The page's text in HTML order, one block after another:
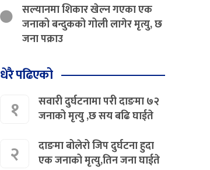
सल्यानमा शिकार खेल्न गएका एक
जनाको बन्दुकको गोली लागेर मृत्यु, छ
जना पक्राउ
धेरै पढिएको
१
सवारी दुर्घटनामा परी दाङमा ७२
जनाको मृत्यु ,छ सय बढि घाईते
२
दाङमा बोलेरो जिप दुर्घटना हुदा
एक जनाको मृत्यु,तिन जना घाईते